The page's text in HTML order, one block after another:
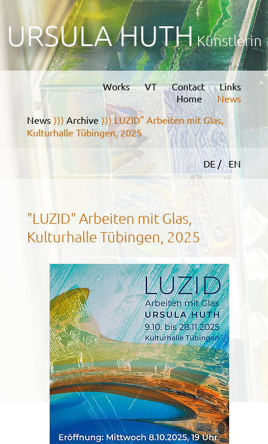
URSULA HUTHKünstlerin
Links
Contact
VT
Works
News
Home
News⟩⟩⟩ Archive ⟩⟩⟩ LUZID" Arbeiten mit Glas,
Kulturhalle Tübingen, 2025
DE / EN
"LUZID" Arbeiten mit Glas,
Kulturhalle Tübingen, 2025